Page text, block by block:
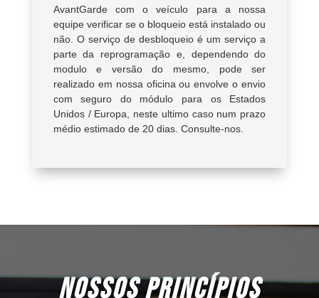
AvantGarde com o veículo para a nossa
equipe verificar se o bloqueio está instalado ou
não. O serviço de desbloqueio é um serviço a
parte da reprogramação e, dependendo do
modulo e versão do mesmo, pode ser
realizado em nossa oficina ou envolve o envio
com seguro do módulo para os Estados
Unidos / Europa, neste ultimo caso num prazo
médio estimado de 20 dias. Consulte-nos.
NOSSOS PRINCÍPIOS